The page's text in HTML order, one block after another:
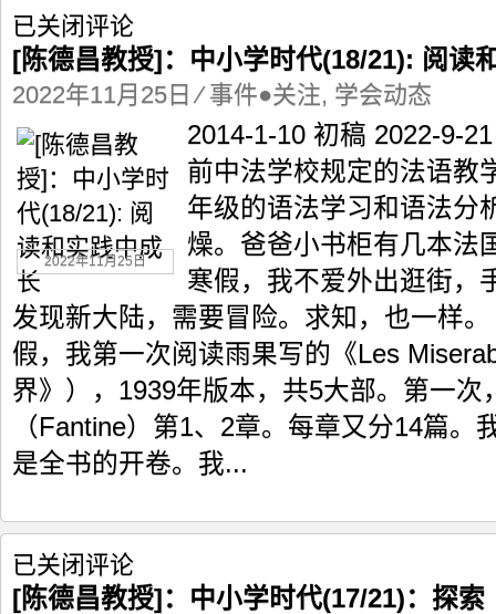
[陈
德
教
中
学
时
代
(18/21):
阅
读
和
实
践
中
已关闭评论
[陈德昌教授]：中小学时代(18/21): 阅读
2022年11月25日 ⁄事件●关注, 学会动态
2022年11月25日
2014-1-10 初稿 2022-9-
前中法学校规定的法语教
年级的语法学习和语法分
燥。爸爸小书柜有几本法
寒假，我不爱外出逛街，
发现新大陆，需要冒险。求知，也一样
假，我第一次阅读雨果写的《Les
界》），1939年版本，共5大部。第一次
（Fantine）第1、2章。每章又分14篇。
是全书的开卷。我...
[陈
德
已关闭评论
[陈德昌教授]：中小学时代(17/21)：探索